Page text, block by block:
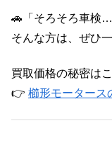
🚗「そろそろ車検…
そんな方は、ぜひ
買取価格の秘密は
👉 櫛形モータース